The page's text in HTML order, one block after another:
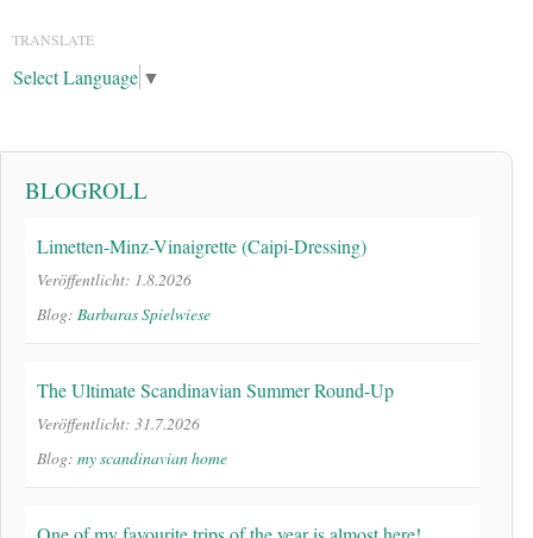
TRANSLATE
Select Language ▼
BLOGROLL
Limetten-Minz-Vinaigrette (Caipi-Dressing)
Veröffentlicht: 1.8.2026
Blog: Barbaras Spielwiese
The Ultimate Scandinavian Summer Round-Up
Veröffentlicht: 31.7.2026
Blog: my scandinavian home